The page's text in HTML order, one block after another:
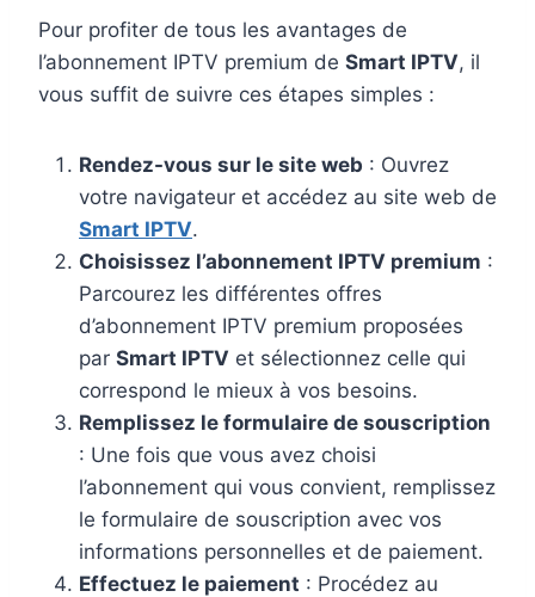
Pour profiter de tous les avantages de
l’abonnement IPTV premium de Smart IPTV, il
vous suffit de suivre ces étapes simples :
Rendez-vous sur le site web : Ouvrez
votre navigateur et accédez au site web de
Smart IPTV.
Choisissez l’abonnement IPTV premium :
Parcourez les différentes offres
d’abonnement IPTV premium proposées
par Smart IPTV et sélectionnez celle qui
correspond le mieux à vos besoins.
Remplissez le formulaire de souscription
: Une fois que vous avez choisi
l’abonnement qui vous convient, remplissez
le formulaire de souscription avec vos
informations personnelles et de paiement.
Effectuez le paiement : Procédez au